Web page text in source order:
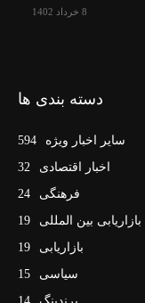
8 خرداد 1402
دسته بندی ها
سایر اخبار ویژه
594
اخبار اقتصادی
32
فرهنگی
24
بازاریابی بین المللی
19
بازاریابی
19
سیاسی
15